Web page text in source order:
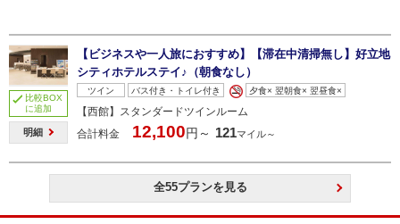
比較BOX
に追加
明細
【ビジネスや一人旅におすすめ】【滞在中清掃無し】好立地
シティホテルステイ♪（朝食なし）
ツイン バス付き・トイレ付き 夕食× 翌朝食× 翌昼食×
【西館】スタンダードツインルーム
合計料金
12,100円～ 121マイル～
全55プランを見る